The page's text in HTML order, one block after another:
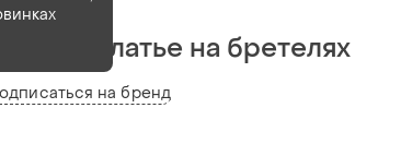
платье на бретелях
на бренд